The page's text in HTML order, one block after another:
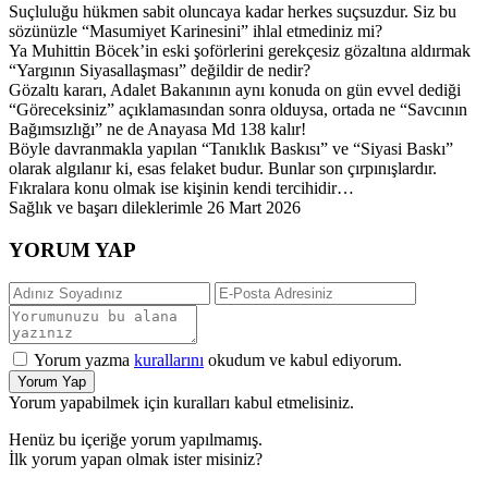
Suçluluğu hükmen sabit oluncaya kadar herkes suçsuzdur. Siz bu
sözünüzle “Masumiyet Karinesini” ihlal etmediniz mi?
Ya Muhittin Böcek’in eski şoförlerini gerekçesiz gözaltına aldırmak
“Yargının Siyasallaşması” değildir de nedir?
Gözaltı kararı, Adalet Bakanının aynı konuda on gün evvel dediği
“Göreceksiniz” açıklamasından sonra olduysa, ortada ne “Savcının
Bağımsızlığı” ne de Anayasa Md 138 kalır!
Böyle davranmakla yapılan “Tanıklık Baskısı” ve “Siyasi Baskı”
olarak algılanır ki, esas felaket budur. Bunlar son çırpınışlardır.
Fıkralara konu olmak ise kişinin kendi tercihidir…
Sağlık ve başarı dileklerimle 26 Mart 2026
YORUM YAP
Yorum yazma kurallarını okudum ve kabul ediyorum.
Yorum Yap
Yorum yapabilmek için kuralları kabul etmelisiniz.
Henüz bu içeriğe yorum yapılmamış.
İlk yorum yapan olmak ister misiniz?